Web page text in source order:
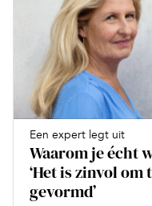
Een expert legt uit
Waarom je écht
‘Het is zinvol
gevormd’